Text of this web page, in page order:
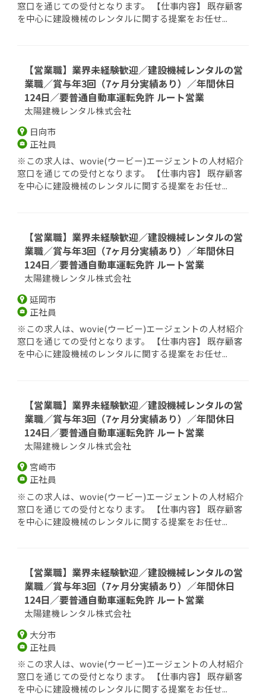
窓口を通じての受付となります。 【仕事内容】 既存顧客
を中心に建設機械のレンタルに関する提案をお任せ...
【営業職】業界未経験歓迎／建設機械レンタルの営
業職／賞与年3回（7ヶ月分実績あり）／年間休日
124日／要普通自動車運転免許 ルート営業
太陽建機レンタル株式会社
日向市
正社員
※この求人は、wovie(ウービー)エージェントの人材紹介
窓口を通じての受付となります。 【仕事内容】 既存顧客
を中心に建設機械のレンタルに関する提案をお任せ...
【営業職】業界未経験歓迎／建設機械レンタルの営
業職／賞与年3回（7ヶ月分実績あり）／年間休日
124日／要普通自動車運転免許 ルート営業
太陽建機レンタル株式会社
延岡市
正社員
※この求人は、wovie(ウービー)エージェントの人材紹介
窓口を通じての受付となります。 【仕事内容】 既存顧客
を中心に建設機械のレンタルに関する提案をお任せ...
【営業職】業界未経験歓迎／建設機械レンタルの営
業職／賞与年3回（7ヶ月分実績あり）／年間休日
124日／要普通自動車運転免許 ルート営業
太陽建機レンタル株式会社
宮崎市
正社員
※この求人は、wovie(ウービー)エージェントの人材紹介
窓口を通じての受付となります。 【仕事内容】 既存顧客
を中心に建設機械のレンタルに関する提案をお任せ...
【営業職】業界未経験歓迎／建設機械レンタルの営
業職／賞与年3回（7ヶ月分実績あり）／年間休日
124日／要普通自動車運転免許 ルート営業
太陽建機レンタル株式会社
大分市
正社員
※この求人は、wovie(ウービー)エージェントの人材紹介
窓口を通じての受付となります。 【仕事内容】 既存顧客
を中心に建設機械のレンタルに関する提案をお任せ...